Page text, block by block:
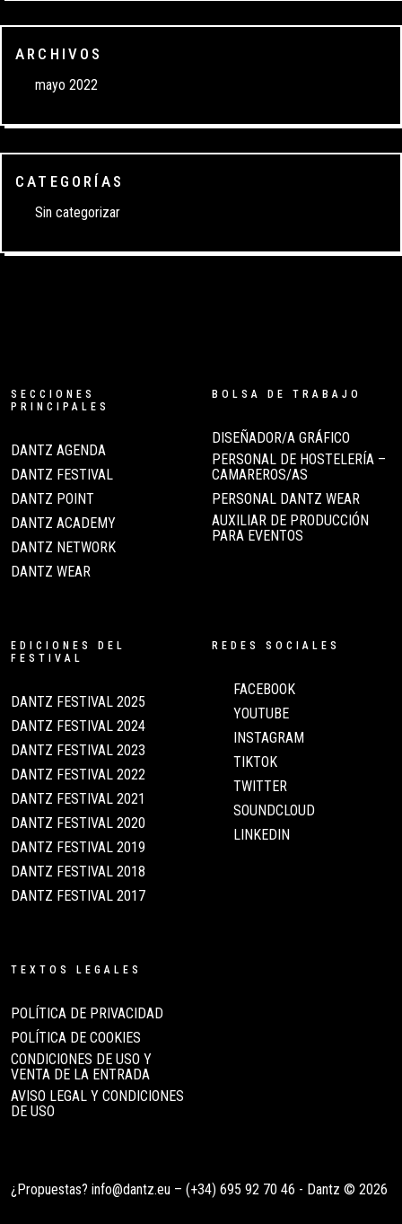
ARCHIVOS
mayo 2022
CATEGORÍAS
Sin categorizar
SECCIONES
PRINCIPALES
DANTZ AGENDA
DANTZ FESTIVAL
DANTZ POINT
DANTZ ACADEMY
DANTZ NETWORK
DANTZ WEAR
BOLSA DE TRABAJO
DISEÑADOR/A GRÁFICO
PERSONAL DE HOSTELERÍA –
CAMAREROS/AS
PERSONAL DANTZ WEAR
AUXILIAR DE PRODUCCIÓN
PARA EVENTOS
EDICIONES DEL
FESTIVAL
DANTZ FESTIVAL 2025
DANTZ FESTIVAL 2024
DANTZ FESTIVAL 2023
DANTZ FESTIVAL 2022
DANTZ FESTIVAL 2021
DANTZ FESTIVAL 2020
DANTZ FESTIVAL 2019
DANTZ FESTIVAL 2018
DANTZ FESTIVAL 2017
REDES SOCIALES
FACEBOOK
YOUTUBE
INSTAGRAM
TIKTOK
TWITTER
SOUNDCLOUD
LINKEDIN
TEXTOS LEGALES
POLÍTICA DE PRIVACIDAD
POLÍTICA DE COOKIES
CONDICIONES DE USO Y
VENTA DE LA ENTRADA
AVISO LEGAL Y CONDICIONES
DE USO
¿Propuestas? info@dantz.eu – (+34) 695 92 70 46 - Dantz © 2026